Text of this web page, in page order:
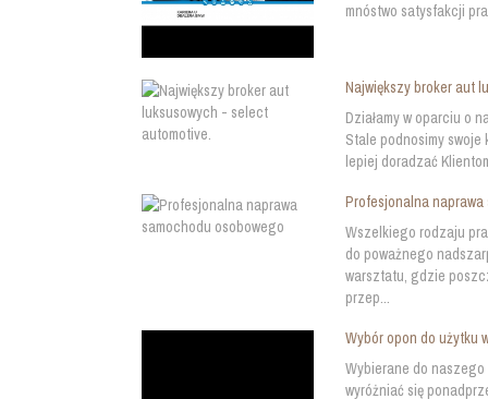
mnóstwo satysfakcji
Największy broker aut
Działamy w oparciu o
Stale podnosimy
lepiej doradzać
Profesjonalna
Wszelkiego rodzaju
do poważnego
warsztatu, gdzie
przep...
Wybór opon do użytku
Wybierane do
wyróżniać się